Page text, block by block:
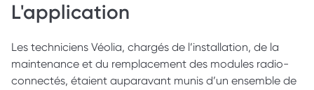
L'application
Les techniciens Véolia, chargés de l’installation, de la
maintenance et du remplacement des modules radio-
connectés, étaient auparavant munis d’un ensemble de